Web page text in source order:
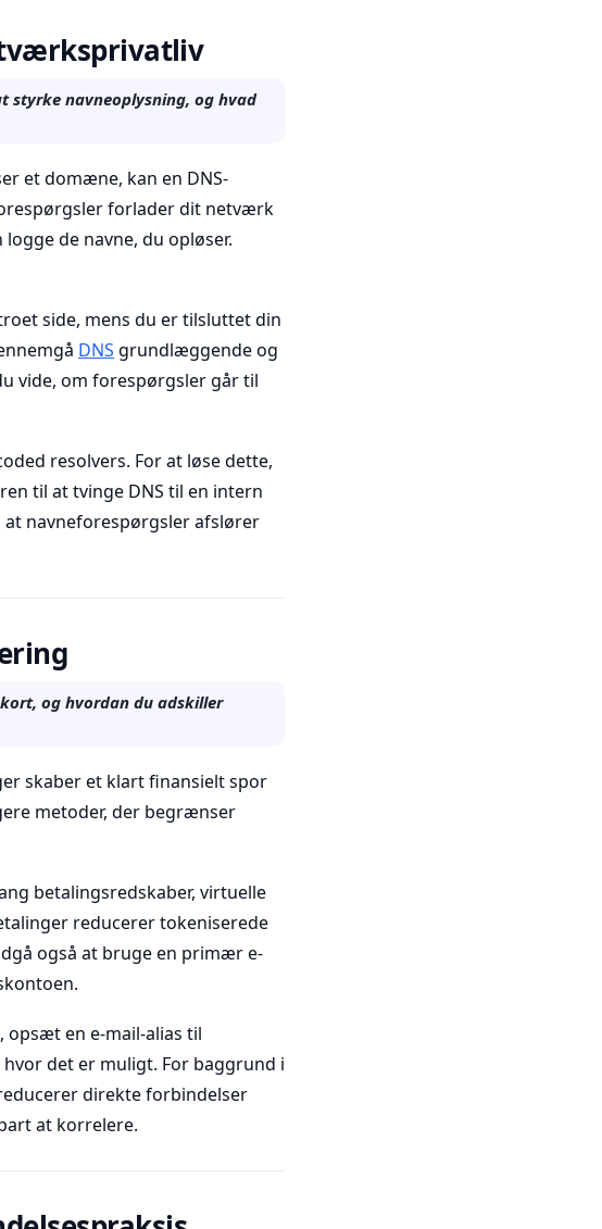
styrke navneoplysning, og hvad
et domæne, kan en DNS-
forlader dit netværk
de navne, du opløser.
side, mens du er tilsluttet din
DNS grundlæggende og
vide, om forespørgsler går til
resolvers. For at løse dette,
til at tvinge DNS til en intern
at navneforespørgsler afslører
og hvordan du adskiller
skaber et klart finansielt spor
metoder, der begrænser
betalingsredskaber, virtuelle
reducerer tokeniserede
også at bruge en primær e-
en e-mail-alias til
det er muligt. For baggrund i
direkte forbindelser
at korrelere.